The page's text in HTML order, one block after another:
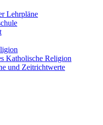
Lehrpläne
Katholische Religion
und Zeitrichtwerte